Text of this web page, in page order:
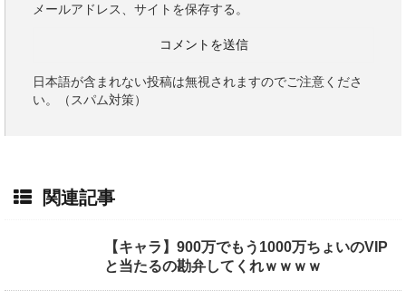
メールアドレス、サイトを保存する。
日本語が含まれない投稿は無視されますのでご注意くださ
い。（スパム対策）
関連記事
【キャラ】900万でもう1000万ちょいのVIP
と当たるの勘弁してくれｗｗｗｗ